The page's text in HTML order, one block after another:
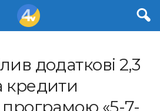
додаткові 2,3
кредити
програмою «5-7-